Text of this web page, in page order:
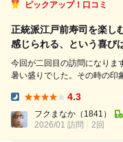
ピックアップ！口コミ
正統派江戸前寿司を楽し
感じられる、という喜び
今回が二回目の訪問になります。 前回訪問したのは9月の頭で、ま
暑い盛りでした。その時の印
かがっていました。 個人的に仕事で一山を超えたので、一人祝杯という
ことで、予約して訪問し...
4.3
フクまなか （1841）
2026/01 訪問
2回